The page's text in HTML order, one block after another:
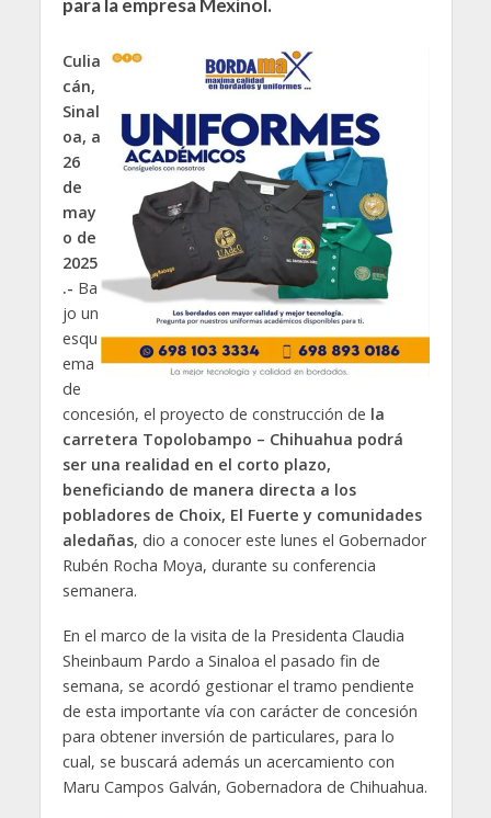
para la empresa Mexinol.
Culia
cán,
Sinal
oa, a
26
de
may
o de
2025
.- Ba
jo un
esqu
ema
de
concesión, el proyecto de construcción de la
carretera Topolobampo – Chihuahua podrá
ser una realidad en el corto plazo,
beneficiando de manera directa a los
pobladores de Choix, El Fuerte y comunidades
aledañas, dio a conocer este lunes el Gobernador
Rubén Rocha Moya, durante su conferencia
semanera.
En el marco de la visita de la Presidenta Claudia
Sheinbaum Pardo a Sinaloa el pasado fin de
semana, se acordó gestionar el tramo pendiente
de esta importante vía con carácter de concesión
para obtener inversión de particulares, para lo
cual, se buscará además un acercamiento con
Maru Campos Galván, Gobernadora de Chihuahua.